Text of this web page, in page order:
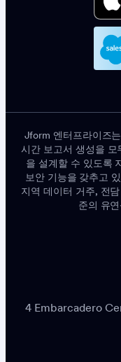
Jform 엔터프라이즈
시간 보고서 생성을 모
을 설계할 수 있도록
보안 기능을 갖추고
지역 데이터 거주, 전
준의 유
4 Embarcadero